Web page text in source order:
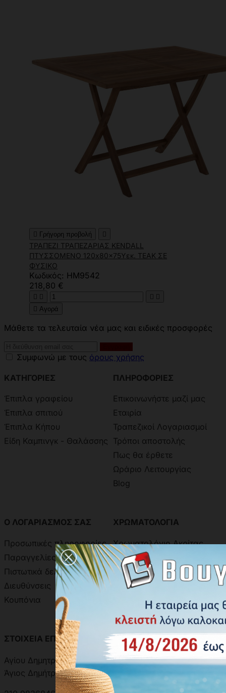
 Γρήγορη προβολή 
ΤΡΑΠΕΖΙ ΤΡΑΠΕΖΑΡΙΑΣ KENDALL
ΠΤΥΣΣΟΜΕΝΟ 120x80x75Yεκ. TEAK ΣΕ
ΦΥΣΙΚΟ
Κωδικός: HM9542
218,80 €
   
 Αγορά
Μάθετε τα τελευταία νέα μας και ειδικές προσφορές
Συμφωνώ με τους όρους χρήσης
ΚΑΤΗΓΟΡΙΕΣ
Έπιπλα γραφείου
Έπιπλα σπιτιού
Έπιπλα Κήπου
Είδη Καμπινγκ - Θαλάσσης
ΠΛΗΡΟΦΟΡΙΕΣ
Επικοινωνήστε μαζί μας
Εταιρία
Τραπεζικοί Λογαριασμοί
Τρόποι αποστολής
Πως θα έρθετε
Ωράριο Λειτουργίας
Blog
Ο ΛΟΓΑΡΙΑΣΜΟΣ ΣΑΣ
Προσωπικές πληροφορίες
Παραγγελίες
Πιστωτικά δελτία
Διευθύνσεις
Κουπόνια
ΧΡΩΜΑΤΟΛΟΓΙΑ
Χρωματολόγιο Ακρίτας
Χρωματολόγιο Aline
Δειγματολόγιο Πόμολων
ΣΤΟΙΧΕΙΑ ΕΠΙΚΟΙΝΩΝΙΑΣ
Αγίου Δημητρίου 301, 17342
Άγιος Δημήτριος, Ελλάδα
ΑΝΑΖΗΤΗΣΗ ΑΠΟΣΤΟΛΗΣ